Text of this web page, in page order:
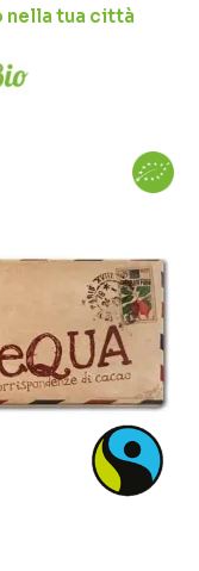
nella tua città